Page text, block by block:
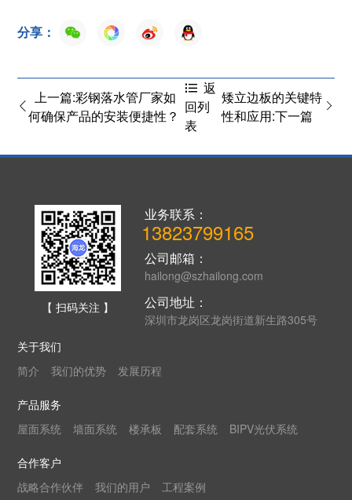
分享：
上一篇:彩钢落水管厂家如
何确保产品的安装便捷性？
返
回列
表
矮立边板的关键特
性和应用:下一篇
【 扫码关注 】
业务联系：
13823799165
公司邮箱：
hailong@szhailong.com
公司地址：
深圳市龙岗区龙岗街道新生路305号
关于我们
简介
我们的优势 发展历程
产品服务
屋面系统
墙面系统 楼承板 配套系统 BIPV光伏系统
合作客户
战略合作伙伴
我们的用户 工程案例